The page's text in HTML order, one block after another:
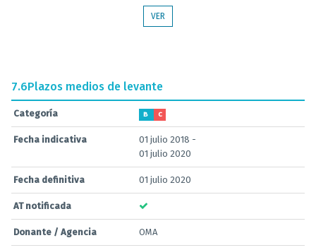
VER
7.6Plazos medios de levante
Categoría B C
Fecha indicativa
01 julio 2018 -
01 julio 2020
Fecha definitiva 01 julio 2020
AT notificada
Donante / Agencia OMA